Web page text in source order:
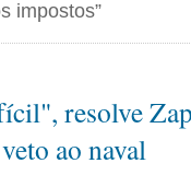
impostos”
resolve
ao naval